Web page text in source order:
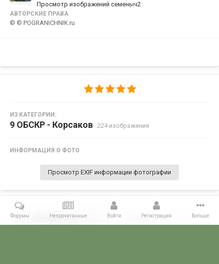
Просмотр изображений семеныч2
АВТОРСКИЕ ПРАВА
© © POGRANICHNIK.ru
ИЗ КАТЕГОРИИ:
9 ОБСКР - Корсаков · 224 изображения
ИНФОРМАЦИЯ О ФОТО
Просмотр EXIF информации фотографии
Поделиться Подписчики 0
Форумы Непрочитанные Войти Регистрация Больше